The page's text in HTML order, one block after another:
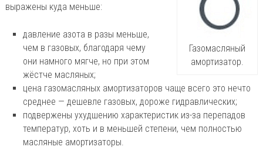
Газомасляный
амортизатор.
выражены куда меньше:
давление азота в разы меньше,
чем в газовых, благодаря чему
они намного мягче, но при этом
жёстче масляных;
цена газомасляных амортизаторов чаще всего это нечто
среднее — дешевле газовых, дороже гидравлических;
подвержены ухудшению характеристик из-за перепадов
температур, хоть и в меньшей степени, чем полностью
масляные амортизаторы.